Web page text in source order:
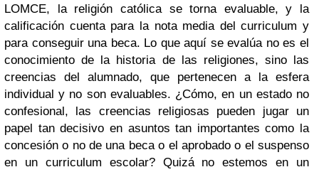
LOMCE, la religión católica se torna evaluable, y la
calificación cuenta para la nota media del curriculum y
para conseguir una beca. Lo que aquí se evalúa no es el
conocimiento de la historia de las religiones, sino las
creencias del alumnado, que pertenecen a la esfera
individual y no son evaluables. ¿Cómo, en un estado no
confesional, las creencias religiosas pueden jugar un
papel tan decisivo en asuntos tan importantes como la
concesión o no de una beca o el aprobado o el suspenso
en un curriculum escolar? Quizá no estemos en un